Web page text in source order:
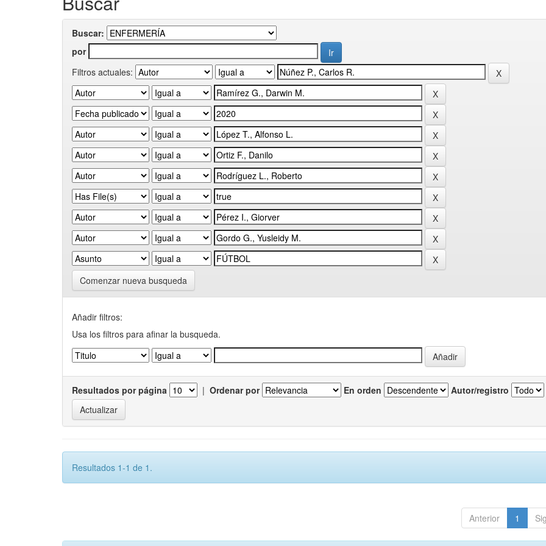
Buscar:
por
Filtros actuales:
Comenzar nueva busqueda
Añadir filtros:
Usa los filtros para afinar la busqueda.
Resultados por página | Ordenar por En orden Autor/registro
Resultados 1-1 de 1.
Anterior 1